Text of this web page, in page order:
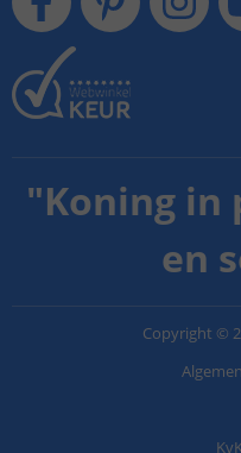
"Koning
en
Copyright ©